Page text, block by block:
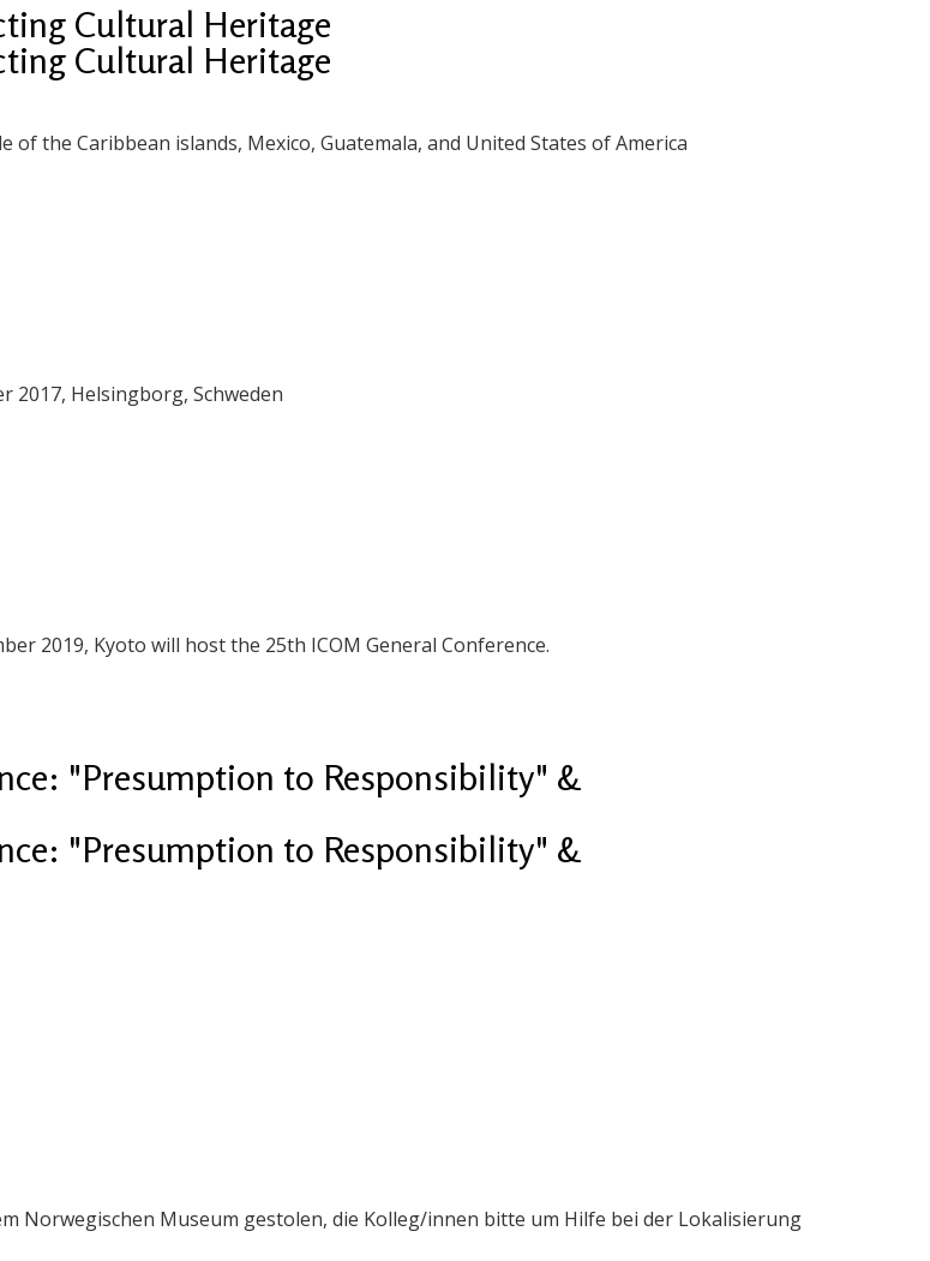
Cultural Heritage
Cultural Heritage
the Caribbean islands, Mexico, Guatemala, and United States of America
2017, Helsingborg, Schweden
2019, Kyoto will host the 25th ICOM General Conference.
"Presumption to Responsibility" &
"Presumption to Responsibility" &
Norwegischen Museum gestolen, die Kolleg/innen bitte um Hilfe bei der Lokalisierung